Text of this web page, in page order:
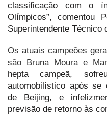
classificação com o
Olímpicos”, comentou
Superintendente Técnico
Os atuais campeões
são Bruna Moura e
hepta campeã,
automobilístico após
de Beijing, e
previsão de retorno às